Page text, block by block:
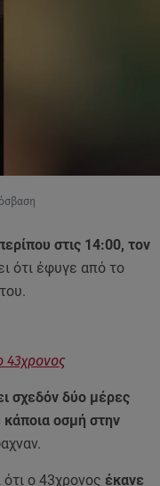
στις 14:00, τον
ότι έφυγε από το
43χρονος
σχεδόν δύο μέρες
κάποια οσμή στην
ότι ο 43χρονος έκανε